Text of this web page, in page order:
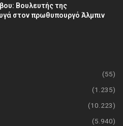
Βουλευτής της
στον πρωθυπουργό Άλμπιν
(55)
(1.235)
(10.223)
(5.940)